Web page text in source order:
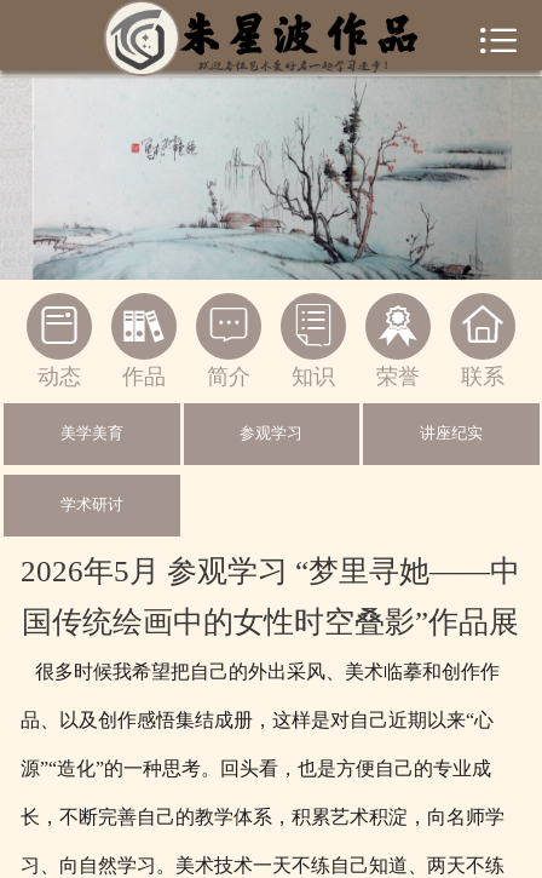
 首页
作品集锦
新闻资讯
书画常识
联系我们
一起交流
绘画作品


动态

作品

简介

知识

荣誉

联系
美学美育 参观学习 讲座纪实
学术研讨
2026年5月 参观学习 “梦里寻她——中
国传统绘画中的女性时空叠影”作品展
很多时候我希望把自己的外出采风、美术临摹和创作作
品、以及创作感悟集结成册，这样是对自己近期以来“心
源”“造化”的一种思考。回头看，也是方便自己的专业成
长，不断完善自己的教学体系，积累艺术积淀，向名师学
习、向自然学习。美术技术一天不练自己知道、两天不练